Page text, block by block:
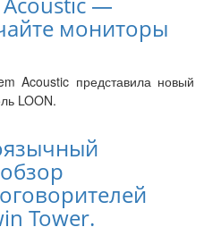
мониторы
Acoustic представила новый
LOON.
Tower.